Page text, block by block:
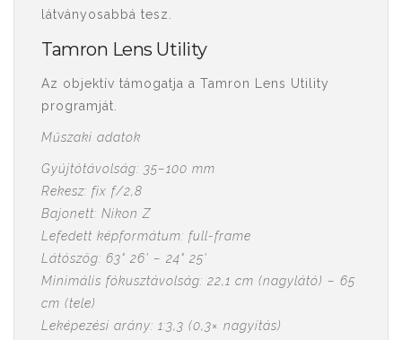
látványosabbá tesz.
Tamron Lens Utility
Az objektív támogatja a Tamron Lens Utility
programját.
Műszaki adatok
Gyújtótávolság: 35–100 mm
Rekesz: fix f/2,8
Bajonett: Nikon Z
Lefedett képformátum: full-frame
Látószög: 63° 26' – 24° 25'
Minimális fókusztávolság: 22,1 cm (nagylátó) – 65
cm (tele)
Leképezési arány: 1:3,3 (0,3× nagyítás)